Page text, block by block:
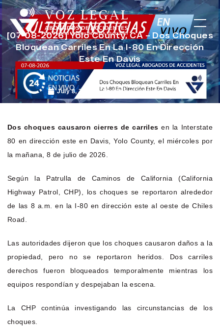
[07-08-2026] Yolo County, CA – Dos Choques
Bloquean Carriles En La I-80 En Dirección
Este En Davis
July 8, 2026 Noticias de Accidentes
Dos choques causaron cierres de carriles en la Interstate
80 en dirección este en Davis, Yolo County, el miércoles por
la mañana, 8 de julio de 2026.
Según la Patrulla de Caminos de California (California
Highway Patrol, CHP), los choques se reportaron alrededor
de las 8 a.m. en la I-80 en dirección este al oeste de Chiles
Road.
Las autoridades dijeron que los choques causaron daños a la
propiedad, pero no se reportaron heridos. Dos carriles
derechos fueron bloqueados temporalmente mientras los
equipos respondían y despejaban la escena.
La CHP continúa investigando las circunstancias de los
choques.